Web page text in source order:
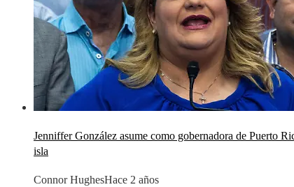
Jenniffer González asume como gobernadora de Puerto
isla
Connor HughesHace 2 años